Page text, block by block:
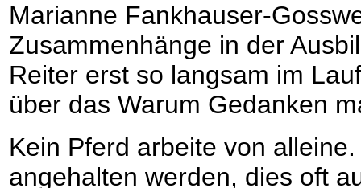
Marianne Fankhauser-
Zusammenhänge in der
Reiter erst so langsam im
über das Warum Gedanken
Kein Pferd arbeite von
angehalten werden, dies oft